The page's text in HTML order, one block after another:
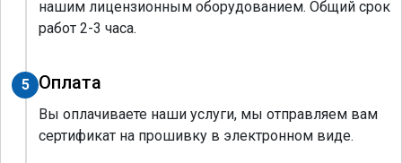
нашим лицензионным оборудованием. Общий срок
работ 2-3 часа.
5 Оплата
Вы оплачиваете наши услуги, мы отправляем вам
сертификат на прошивку в электронном виде.